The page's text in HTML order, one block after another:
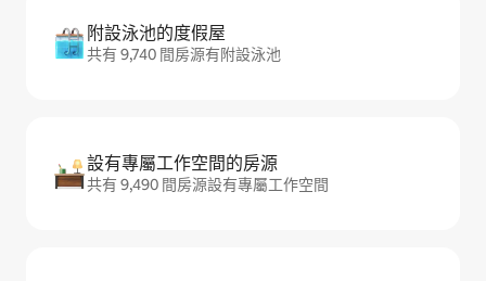
附設泳池的度假屋
共有 9,740 間房源有附設泳池
設有專屬工作空間的房源
共有 9,490 間房源設有專屬工作空間